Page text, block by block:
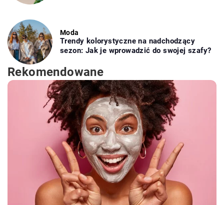
Moda
Trendy kolorystyczne na nadchodzący
sezon: Jak je wprowadzić do swojej szafy?
Rekomendowane